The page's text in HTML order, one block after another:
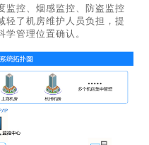
监控、烟感监控、防盗监控
轻了机房维护人员负担，提
管理位置确认。